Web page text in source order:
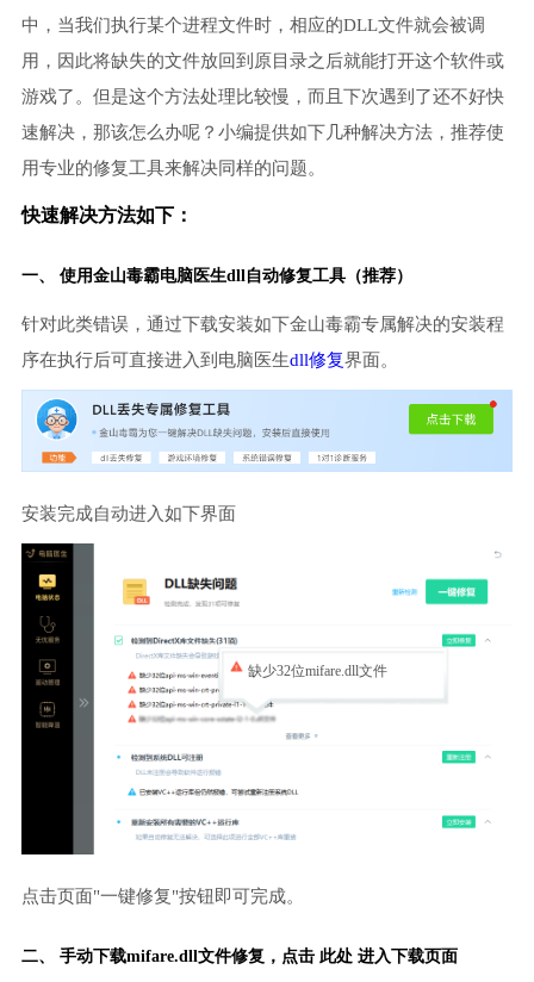
中，当我们执行某个进程文件时，相应的DLL文件就会被调
用，因此将缺失的文件放回到原目录之后就能打开这个软件或
游戏了。但是这个方法处理比较慢，而且下次遇到了还不好快
速解决，那该怎么办呢？小编提供如下几种解决方法，推荐使
用专业的修复工具来解决同样的问题。
快速解决方法如下：
一、 使用金山毒霸电脑医生dll自动修复工具（推荐）
针对此类错误，通过下载安装如下金山毒霸专属解决的安装程
序在执行后可直接进入到电脑医生dll修复界面。
安装完成自动进入如下界面
缺少32位mifare.dll文件
点击页面"一键修复"按钮即可完成。
二、 手动下载mifare.dll文件修复， 点击 此处 进入下载页面